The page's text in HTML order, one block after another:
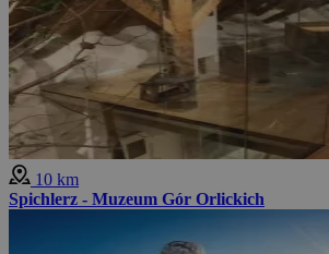
10 km
Spichlerz - Muzeum Gór Orlickich